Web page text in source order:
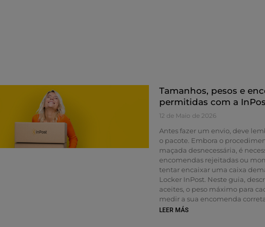
e sobrenomes do remetente.
mail e telefone de contacto.
entrega ou de recolha.
da encomenda. Conteúdo
Tamanhos, pesos e
permitidas com a
12 de Maio de 2026
Antes fazer um envio, deve
o pacote. Embora o
maçada desnecessária, é
encomendas rejeitadas ou
tentar encaixar uma caixa
Locker InPost. Neste guia,
aceites, o peso máximo para
medir a sua encomenda
para a preparar
LEER MÁS